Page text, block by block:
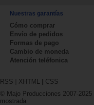
Nuestras garantías
Cómo comprar
Envío de pedidos
Formas de pago
Cambio de moneda
Atención teléfonica
RSS | XHTML | CSS
© Majo Producciones 2007-2025
mostrada